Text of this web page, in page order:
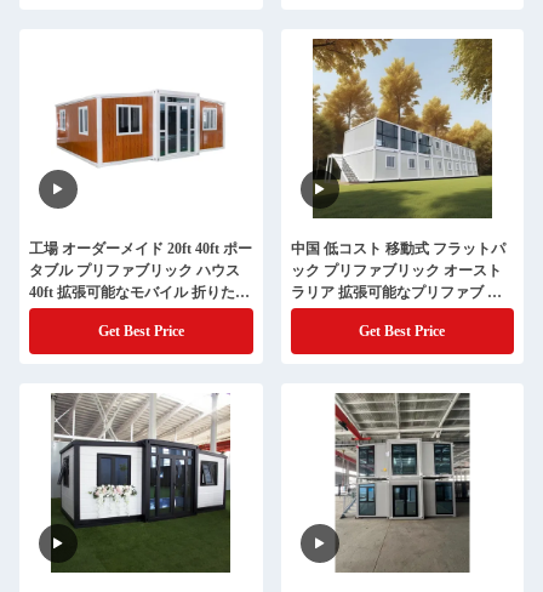
工場 オーダーメイド 20ft 40ft ポー
タブル プリファブリック ハウス
40ft 拡張可能なモバイル 折りたた
みコンテナ プリファブリック ハ
ウス オーストラリア
Get Best Price
中国 低コスト 移動式 フラットパ
ック プリファブリック オースト
ラリア 拡張可能なプリファブ モ
ジュラコンテナ 家/家 売る 高級品
Get Best Price